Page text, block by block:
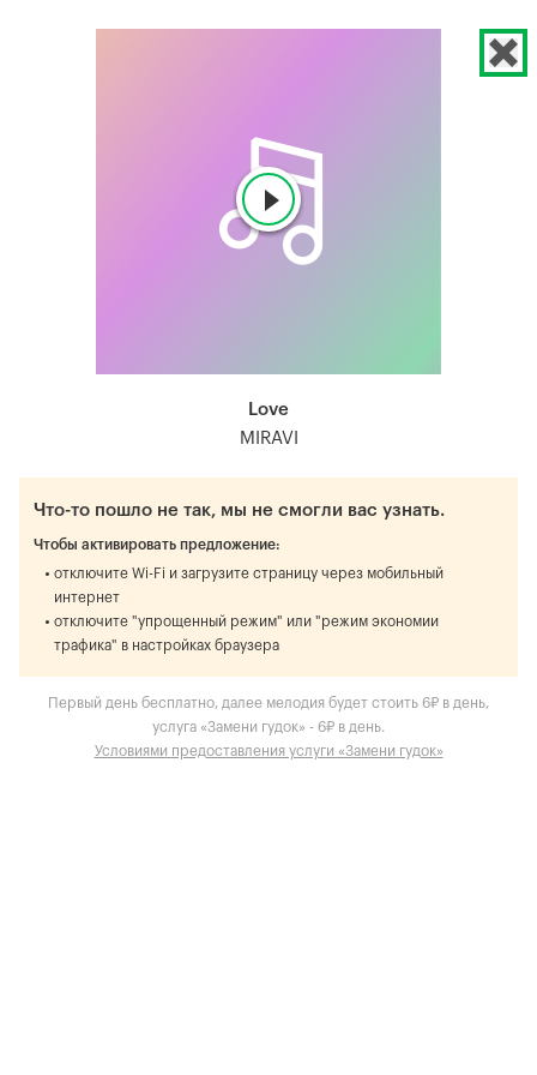
Love
MIRAVI
Что-то пошло не так, мы не смогли вас узнать.
Чтобы активировать предложение:
отключите Wi-Fi и загрузите страницу через мобильный
интернет
отключите "упрощенный режим" или "режим экономии
трафика" в настройках браузера
Первый день бесплатно, далее мелодия будет стоить 6₽ в день,
услуга «Замени гудок» - 6₽ в день.
Условиями предоставления услуги «Замени гудок»